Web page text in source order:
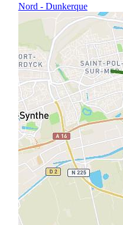
Nord - Dunkerque